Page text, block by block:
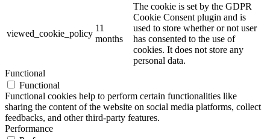
viewed_cookie_policy
11
months
The cookie is set by the GDPR
Cookie Consent plugin and is
used to store whether or not user
has consented to the use of
cookies. It does not store any
personal data.
Functional
Functional
Functional cookies help to perform certain functionalities like
sharing the content of the website on social media platforms, collect
feedbacks, and other third-party features.
Performance